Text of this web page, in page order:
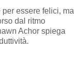
essere felici, ma
dal ritmo
Achor spiega